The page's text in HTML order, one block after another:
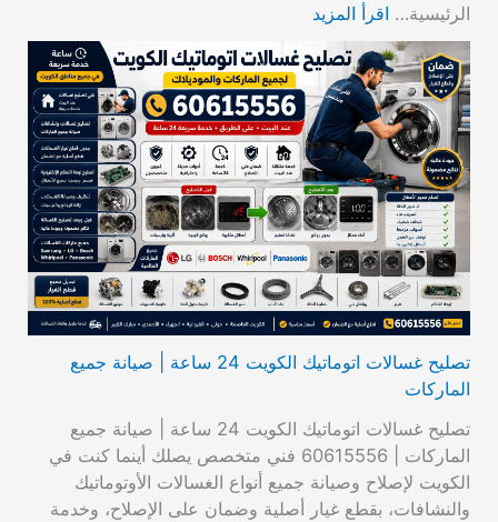
الرئيسية… اقرأ المزيد
تصليح غسالات اتوماتيك الكويت 24 ساعة | صيانة جميع
الماركات
تصليح غسالات اتوماتيك الكويت 24 ساعة | صيانة جميع
الماركات | 60615556 فني متخصص يصلك أينما كنت في
الكويت لإصلاح وصيانة جميع أنواع الغسالات الأوتوماتيك
والنشافات، بقطع غيار أصلية وضمان على الإصلاح، وخدمة